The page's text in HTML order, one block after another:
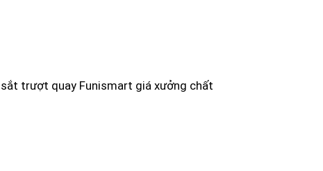
sắt trượt quay Funismart giá xưởng chất